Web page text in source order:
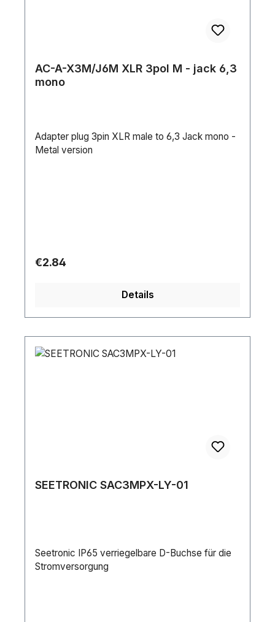
AC-A-X3M/J6M XLR 3pol M - jack 6,3
mono
Adapter plug 3pin XLR male to 6,3 Jack mono -
Metal version
Regular price:
€2.84
Details
SEETRONIC SAC3MPX-LY-01
Seetronic IP65 verriegelbare D-Buchse für die
Stromversorgung